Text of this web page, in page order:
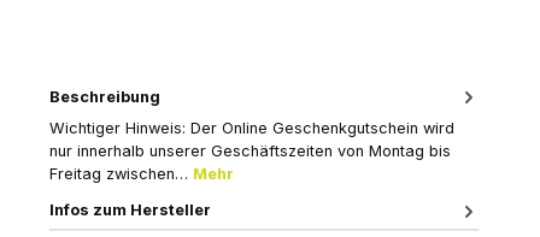
Beschreibung
Wichtiger Hinweis: Der Online Geschenkgutschein wird
nur innerhalb unserer Geschäftszeiten von Montag bis
Freitag zwischen… Mehr
Infos zum Hersteller